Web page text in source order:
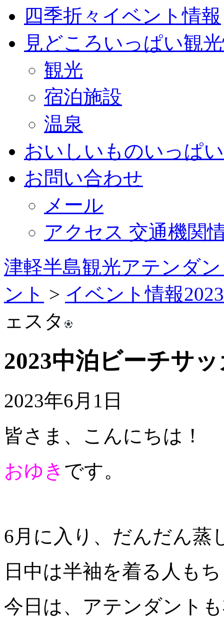
四季折々イベント情報
見どころいっぱい観
観光
宿泊施設
温泉
おいしいものいっぱ
お問い合わせ
メール
アクセス 交通機関
津軽半島観光アテンダ
ント > イベント情報2023
ェスタ
2023中泊ビーチサ
2023年6月1日
皆さま、こんにちは！
おゆき です。
6月に入り、だんだん蒸
日中は半袖を着る人も
今日は、アテンダント